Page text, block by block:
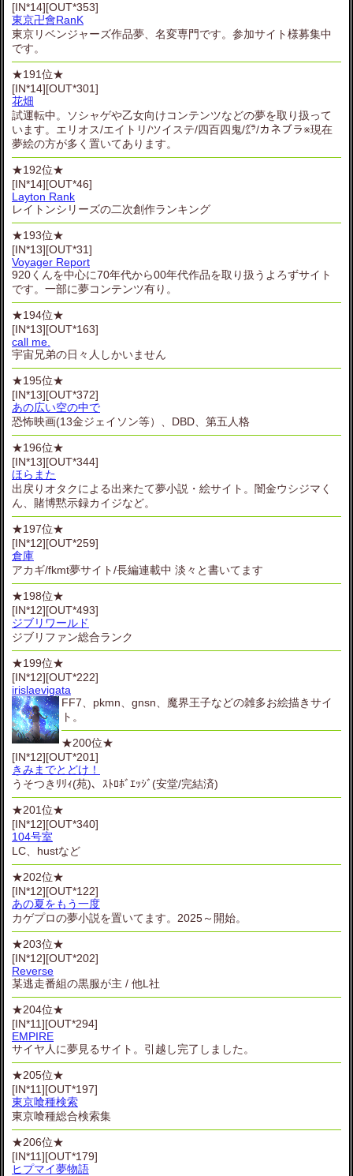
[IN*14][OUT*353]
東京卍會RanK
東京リベンジャーズ作品夢、名変専門です。参加サイト様募集中
です。
★191位★
[IN*14][OUT*301]
花畑
試運転中。ソシャゲや乙女向けコンテンツなどの夢を取り扱って
います。エリオス/エイトリ/ツイステ/四百四鬼/㌘/カネブラ※現在
夢絵の方が多く置いてあります。
★192位★
[IN*14][OUT*46]
Layton Rank
レイトンシリーズの二次創作ランキング
★193位★
[IN*13][OUT*31]
Voyager Report
920くんを中心に70年代から00年代作品を取り扱うよろずサイト
です。一部に夢コンテンツ有り。
★194位★
[IN*13][OUT*163]
call me.
宇宙兄弟の日々人しかいません
★195位★
[IN*13][OUT*372]
あの広い空の中で
恐怖映画(13金ジェイソン等）、DBD、第五人格
★196位★
[IN*13][OUT*344]
ほらまた
出戻りオタクによる出来たて夢小説・絵サイト。闇金ウシジマく
ん、賭博黙示録カイジなど。
★197位★
[IN*12][OUT*259]
倉庫
アカギ/fkmt夢サイト/長編連載中 淡々と書いてます
★198位★
[IN*12][OUT*493]
ジブリワールド
ジブリファン総合ランク
★199位★
[IN*12][OUT*222]
irislaevigata
FF7、pkmn、gnsn、魔界王子などの雑多お絵描きサイ
ト。
★200位★
[IN*12][OUT*201]
きみまでとどけ！
うそつきﾘﾘｨ(苑)、ｽﾄﾛﾎﾞｴｯｼﾞ(安堂/完結済)
★201位★
[IN*12][OUT*340]
104号室
LC、hustなど
★202位★
[IN*12][OUT*122]
あの夏をもう一度
カゲプロの夢小説を置いてます。2025～開始。
★203位★
[IN*12][OUT*202]
Reverse
某逃走番組の黒服が主 / 他L社
★204位★
[IN*11][OUT*294]
EMPIRE
サイヤ人に夢見るサイト。引越し完了しました。
★205位★
[IN*11][OUT*197]
東京喰種検索
東京喰種総合検索集
★206位★
[IN*11][OUT*179]
ヒプマイ夢物語